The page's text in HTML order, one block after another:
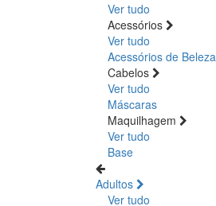
Ver tudo
Acessórios
Ver tudo
Acessórios de Beleza
Cabelos
Ver tudo
Máscaras
Maquilhagem
Ver tudo
Base
Adultos
Ver tudo